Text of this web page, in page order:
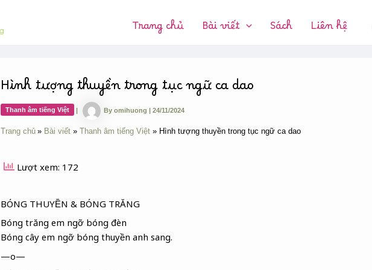
Trang chủ Bài viết Sách Liên hệ
Hình tượng thuyền trong tục ngữ ca dao
Thanh âm tiếng Việt | By omihuong | 24/11/2024
Trang chủ Bài viết Thanh âm tiếng Việt Hình tượng thuyền trong tục ngữ ca dao
Lượt xem: 172
BÓNG THUYỀN & BÓNG TRĂNG
Bóng trăng em ngỡ bóng đèn
Bóng cây em ngỡ bóng thuyền anh sang.
—o—